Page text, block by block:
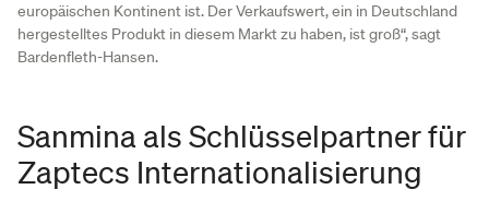
europäischen Kontinent ist. Der Verkaufswert, ein in Deutschland
hergestelltes Produkt in diesem Markt zu haben, ist groß“, sagt
Bardenfleth-Hansen.
Sanmina als Schlüsselpartner für
Zaptecs Internationalisierung